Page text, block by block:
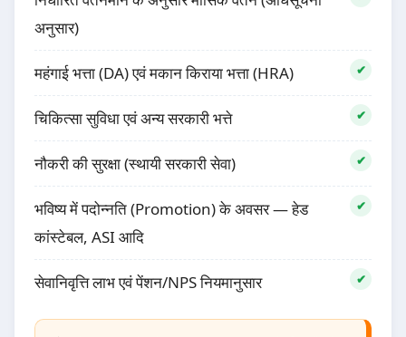
अनुसार)
महंगाई भत्ता (DA) एवं मकान किराया भत्ता (HRA)
चिकित्सा सुविधा एवं अन्य सरकारी भत्ते
नौकरी की सुरक्षा (स्थायी सरकारी सेवा)
भविष्य में पदोन्नति (Promotion) के अवसर — हेड
कांस्टेबल, ASI आदि
सेवानिवृत्ति लाभ एवं पेंशन/NPS नियमानुसार